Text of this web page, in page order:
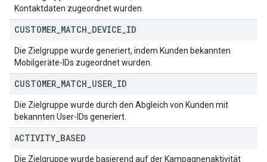
Kontaktdaten zugeordnet wurden.
CUSTOMER MATCH DEVICE ID
Die Zielgruppe wurde generiert, indem Kunden bekannten
Mobilgeräte-IDs zugeordnet wurden.
CUSTOMER MATCH USER ID
Die Zielgruppe wurde durch den Abgleich von Kunden mit
bekannten User-IDs generiert.
ACTIVITY BASED
Die Zielgruppe wurde basierend auf der Kampagnenaktivität